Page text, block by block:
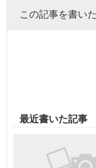
この記事を書い
最近書いた記事